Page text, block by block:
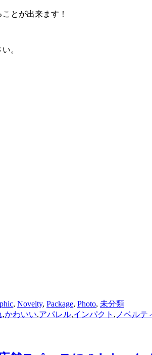
とが出来ます！
。
, Novelty, Package, Photo, 未分類
,かわいい,アパレル,インパクト , ノベルテ